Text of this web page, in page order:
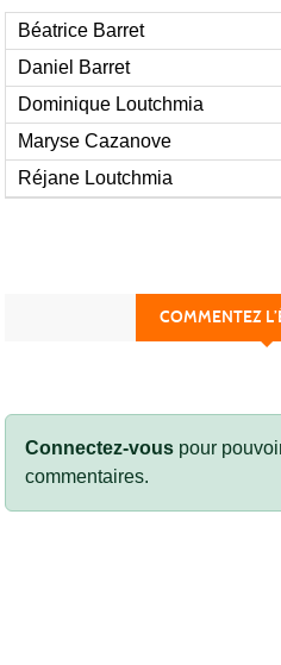
Béatrice Barret
Daniel Barret
Dominique Loutchmia
Maryse Cazanove
Réjane Loutchmia
COMMENTEZ
Connectez-vous pour
commentaires.